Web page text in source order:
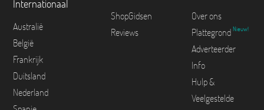
Internationaal
Australië
België
Frankrijk
Duitsland
Nederland
ShopGidsen
Reviews
Over ons
Plattegrond Nieuw!
Adverteerder
Info
Hulp &
Veelgestelde